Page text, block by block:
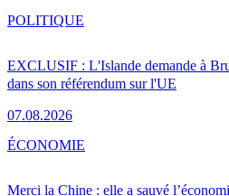
EXCLUSIF : L'Islande demande à
dans son référendum sur l'UE
07.08.2026
POLITIQUE
Merci la Chine : elle a sauvé
ÉCONOMIE